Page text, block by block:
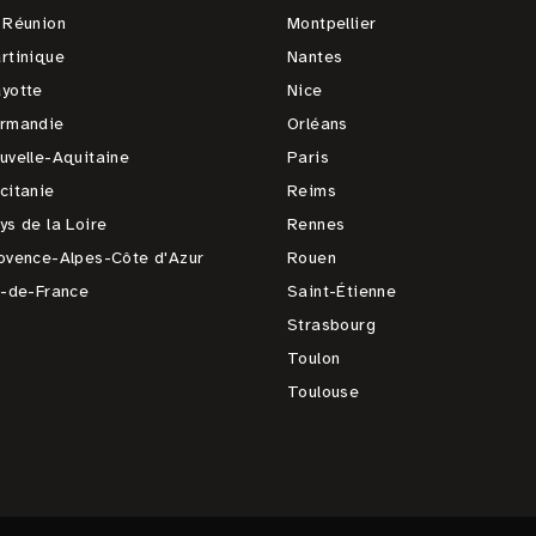
Aquitaine
de la Loire
Alpes-Côte d'Azur
de-France
Montpellier
Nantes
Nice
Orléans
Paris
Reims
Rennes
Rouen
Saint-Étienne
Strasbourg
Toulon
Toulouse